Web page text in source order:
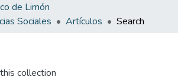
de Limón
Sociales
Artículos Search
collection